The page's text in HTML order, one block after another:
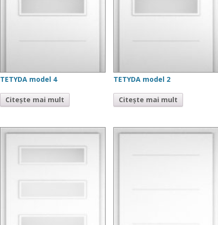
TETYDA model 4
Citește mai mult
TETYDA model 2
Citește mai mult